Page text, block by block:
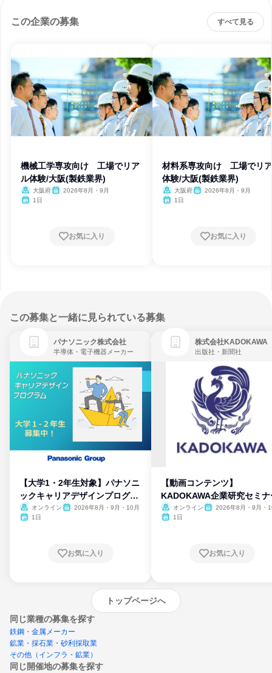
この企業の募集 すべて見る
機械工学専攻向け 工場でリア
ル体験/大阪(製鉄業界)
大阪府
2026年8月・9月
1日
お気に入り
材料系専攻向け 工場でリ
体験/大阪(製鉄業界)
大阪府
2026年8月・9月
1日
お気に入り
この募集と一緒に見られている募集
パナソニック株式会社
半導体・電子機器メーカー
【大学1・2年生対象】パナソニ
ックキャリアデザインプログラ
ム
オンライン
2026年8月・9月・10月
1日
お気に入り
株式会社KADOKAWA
出版社・新聞社
【動画コンテンツ】
KADOKAWA企業研究セミナ
オンライン
2026年8月・9月・
1日
お気に入り
トップページへ
同じ業種の募集を探す
鉄鋼・金属メーカー
鉱業・採石業・砂利採取業
その他（インフラ・鉱業）
同じ開催地の募集を探す